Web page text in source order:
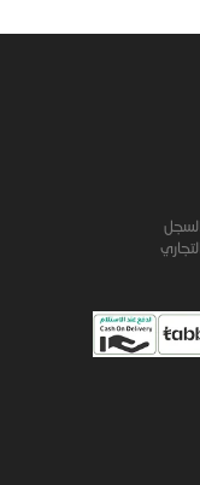
السجل
التجاري